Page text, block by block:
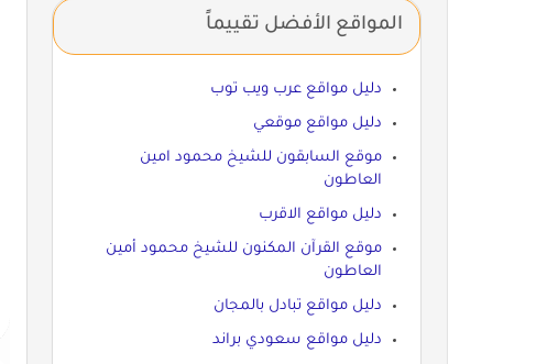
المواقع الأفضل تقييماً
دليل مواقع عرب ويب توب
دليل مواقع موقعي
موقع السابقون للشيخ محمود امين
العاطون
دليل مواقع الاقرب
موقع القرآن المكنون للشيخ محمود أمين
العاطون
دليل مواقع تبادل بالمجان
دليل مواقع سعودي براند